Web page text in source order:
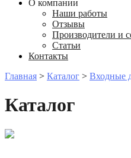
О компании
Наши работы
Отзывы
Производители и
Статьи
Контакты
Главная > Каталог > Входные
Каталог